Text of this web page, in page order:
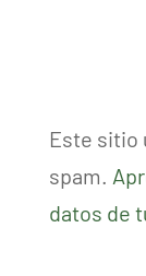
Este sitio
spam.
datos de